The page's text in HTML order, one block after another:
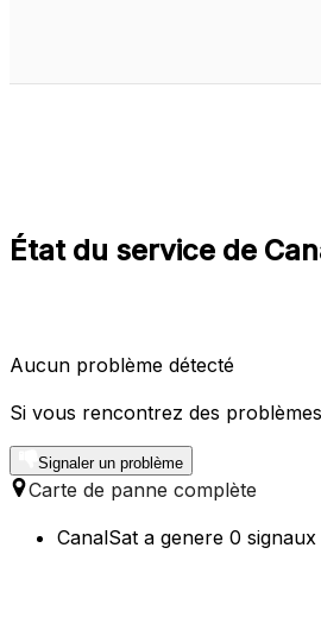
État du service de
Aucun problème détecté
Si vous rencontrez des
Signaler un problème
Carte de panne complète
CanalSat a genere 0